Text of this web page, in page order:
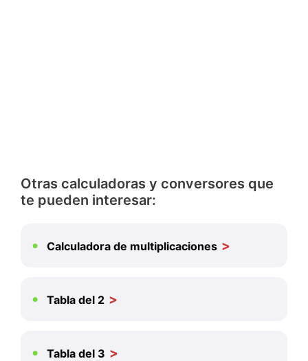
Otras calculadoras y conversores que
te pueden interesar:
Calculadora de multiplicaciones
Tabla del 2
Tabla del 3